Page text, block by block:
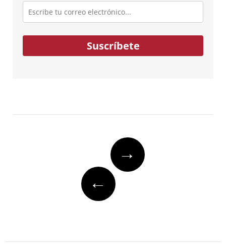
Escribe
tu
correo
electrónico...
Suscríbete
→
←